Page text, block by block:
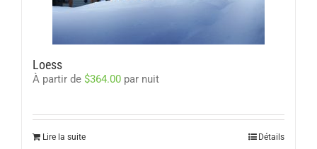
Loess
À partir de $364.00 par nuit
Lire la suite Détails